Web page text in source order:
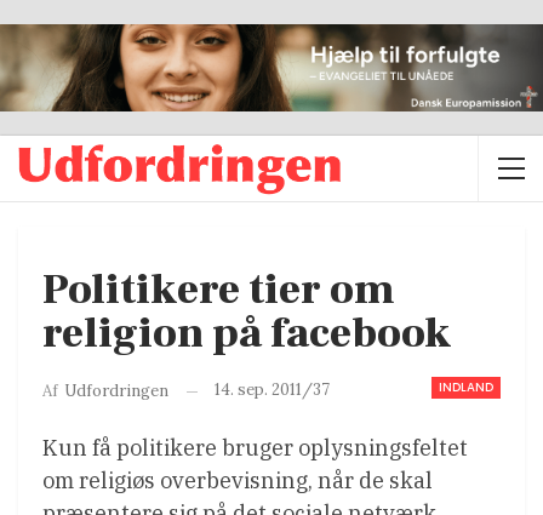
Politikere tier om
religion på facebook
INDLAND
Af Udfordringen 14. sep. 2011/37
Kun få politikere bruger oplysningsfeltet
om religiøs overbevisning, når de skal